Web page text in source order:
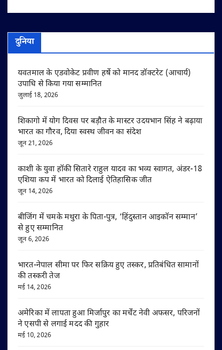
दुनिया
यवतमाल के एडवोकेट प्रवीण हर्षे को मानद डॉक्टरेट (आचार्य)
उपाधि से किया गया सम्मानित
जुलाई 18, 2026
शिकागो में योग दिवस पर बड़ौत के मास्टर उदयभान सिंह ने बढ़ाया
भारत का गौरव, दिया स्वस्थ जीवन का संदेश
जून 21, 2026
काशी के युवा हॉकी सितारे राहुल यादव का भव्य स्वागत, अंडर-18
एशिया कप में भारत को दिलाई ऐतिहासिक जीत
जून 14, 2026
बीजिंग में चमके मथुरा के पिता-पुत्र, ‘हिंदुस्तान आइकॉन सम्मान’
से हुए सम्मानित
जून 6, 2026
भारत-नेपाल सीमा पर फिर सक्रिय हुए तस्कर, प्रतिबंधित सामानों
की तस्करी तेज
मई 14, 2026
अमेरिका में लापता हुआ मिर्जापुर का मर्चेंट नेवी अफसर, परिजनों
ने एसपी से लगाई मदद की गुहार
मई 10, 2026